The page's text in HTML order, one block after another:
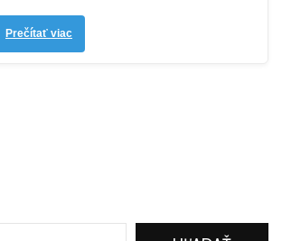
Prečítať viac